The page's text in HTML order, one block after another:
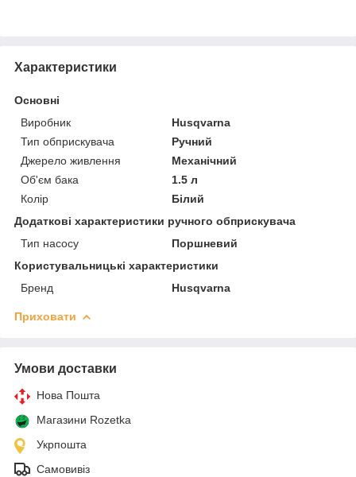
Характеристики
Основні
Виробник
Husqvarna
Тип обприскувача
Ручний
Джерело живлення
Механічний
Об'єм бака
1.5 л
Колір
Білий
Додаткові характеристики ручного обприскувача
Тип насосу
Поршневий
Користувальницькі характеристики
Бренд
Husqvarna
Приховати
Умови доставки
Нова Пошта
Магазини Rozetka
Укрпошта
Самовивіз